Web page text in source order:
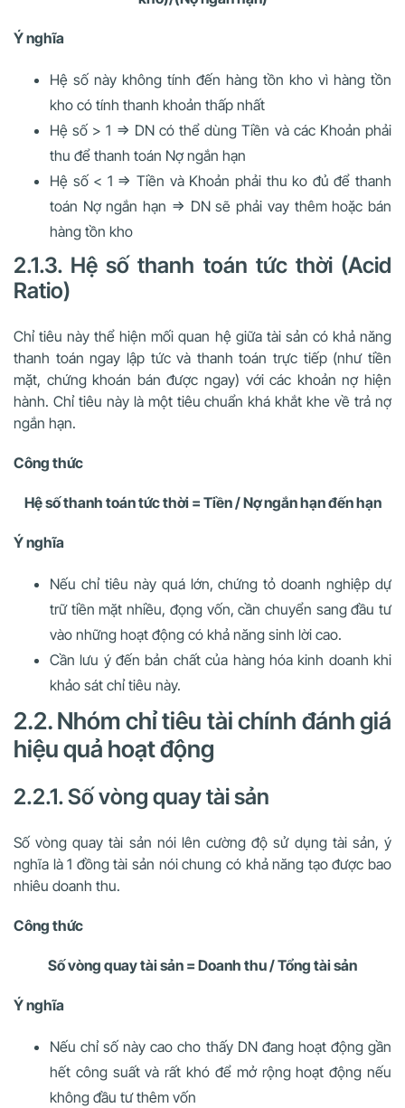
Ý nghĩa
Hệ số này không tính đến hàng tồn kho vì hàng tồn
kho có tính thanh khoản thấp nhất
Hệ số > 1 => DN có thể dùng Tiền và các Khoản phải
thu để thanh toán Nợ ngắn hạn
Hệ số < 1 => Tiền và Khoản phải thu ko đủ để thanh
toán Nợ ngắn hạn => DN sẽ phải vay thêm hoặc bán
hàng tồn kho
2.1.3. Hệ số thanh toán tức thời (Acid
Ratio)
Chỉ tiêu này thể hiện mối quan hệ giữa tài sản có khả năng
thanh toán ngay lập tức và thanh toán trực tiếp (như tiền
mặt, chứng khoán bán được ngay) với các khoản nợ hiện
hành. Chỉ tiêu này là một tiêu chuẩn khá khắt khe về trả nợ
ngắn hạn.
Công thức
Hệ số thanh toán tức thời = Tiền / Nợ ngắn hạn đến hạn
Ý nghĩa
Nếu chỉ tiêu này quá lớn, chứng tỏ doanh nghiệp dự
trữ tiền mặt nhiều, đọng vốn, cần chuyển sang đầu tư
vào những hoạt động có khả năng sinh lời cao.
Cần lưu ý đến bản chất của hàng hóa kinh doanh khi
khảo sát chỉ tiêu này.
2.2. Nhóm chỉ tiêu tài chính đánh giá
hiệu quả hoạt động
2.2.1. Số vòng quay tài sản
Số vòng quay tài sản nói lên cường độ sử dụng tài sản, ý
nghĩa là 1 đồng tài sản nói chung có khả năng tạo được bao
nhiêu doanh thu.
Công thức
Số vòng quay tài sản = Doanh thu / Tổng tài sản
Ý nghĩa
Nếu chỉ số này cao cho thấy DN đang hoạt động gần
hết công suất và rất khó để mở rộng hoạt động nếu
không đầu tư thêm vốn